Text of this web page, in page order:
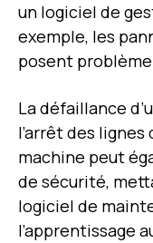
un logiciel de
exemple, les
posent
La défaillance
l’arrêt des
machine peut
de sécurité,
logiciel de
l’apprentissage